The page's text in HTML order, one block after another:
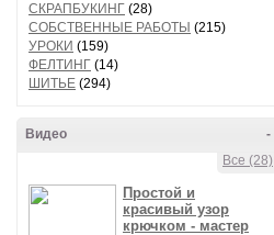
СКРАПБУКИНГ (28)
СОБСТВЕННЫЕ РАБОТЫ (215)
УРОКИ (159)
ФЕЛТИНГ (14)
ШИТЬЕ (294)
-
Видео
Все (28)
Простой и
красивый узор
крючком - мастер